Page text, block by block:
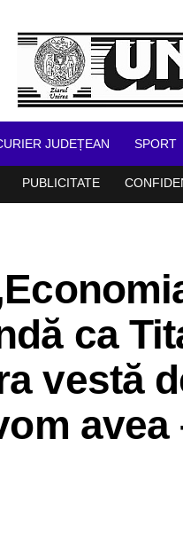
JUDEȚEAN SPORT
PUBLICITATE
ca
vestă
avea